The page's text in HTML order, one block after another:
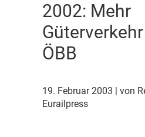
2002: Mehr
ÖBB
19. Februar 2003
| von
Eurailpress